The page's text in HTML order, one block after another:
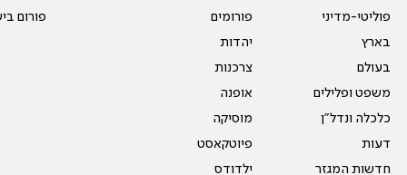
פוליטי-מדיני
בארץ
בעולם
משפט ופלילים
כלכלה ונדל"ן
דעות
חדשות המגזר
פורומים
יהדות
צרכנות
אופנה
מוסיקה
פיוטקאסט
ילדודס
פורום